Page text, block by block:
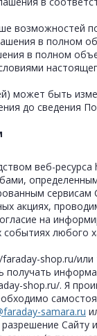
возможностей
в полном
в полном
может быть
до сведения
веб-
акциях,
на
любого
shop.ru/
shop.ru/. Я
samara.ru